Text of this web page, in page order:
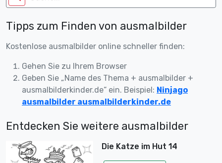
Tipps zum Finden von ausmalbilder
Kostenlose ausmalbilder online schneller finden:
Gehen Sie zu Ihrem Browser
Geben Sie „Name des Thema + ausmalbilder +
ausmalbilderkinder.de“ ein. Beispiel: Ninjago
ausmalbilder ausmalbilderkinder.de
Entdecken Sie weitere ausmalbilder
Die Katze im Hut 14